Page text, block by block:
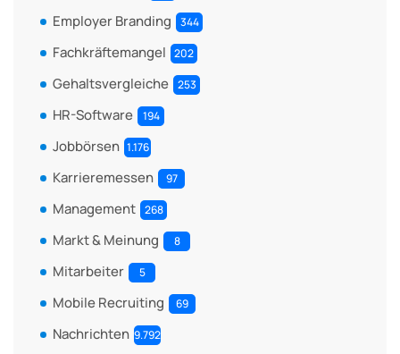
Employer Branding 344
Fachkräftemangel 202
Gehaltsvergleiche 253
HR-Software 194
Jobbörsen 1.176
Karrieremessen 97
Management 268
Markt & Meinung 8
Mitarbeiter 5
Mobile Recruiting 69
Nachrichten 9.792